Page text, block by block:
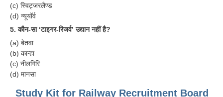
(c) स्विट्जरलैण्ड
(d) न्यूयॉर्व
5. कौन-सा ‘टाइगर-रिजर्व’ उद्यान नहीं है?
(a) बेतवा
(b) कान्हा
(c) नीलगिरि
(d) मानसा
Study Kit for Railway Recruitment Board